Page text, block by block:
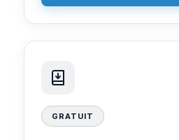
GRATUIT